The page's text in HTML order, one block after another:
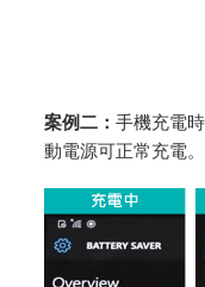
案例二：手機充電
動電源可正常充電。